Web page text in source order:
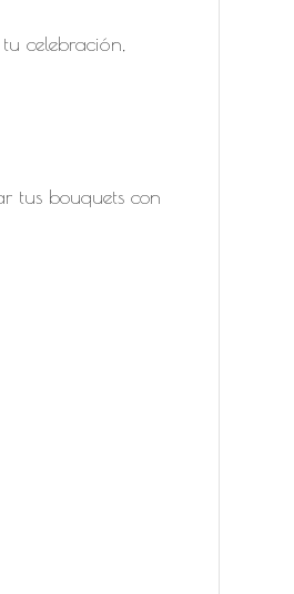
celebración,
tus bouquets con